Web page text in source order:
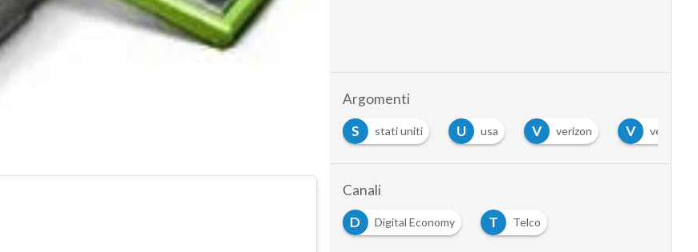
Argomenti
stati uniti U usa V verizon V verizon wireless
Canali
D
Digital Economy T Telco